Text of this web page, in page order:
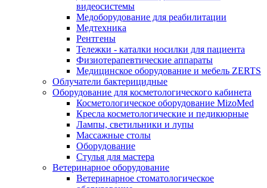
видеосистемы
Медоборудование для реабилитации
Медтехника
Рентгены
Тележки - каталки носилки для пациента
Физиотерапевтические аппараты
Медицинское оборудование и мебель ZERTS
Облучатели бактерицидные
Оборудование для косметологического кабинета
Косметологическое оборудование MizoMed
Кресла косметологические и педикюрные
Лампы, светильники и лупы
Массажные столы
Оборудование
Стулья для мастера
Ветеринарное оборудование
Ветеринарное стоматологическое